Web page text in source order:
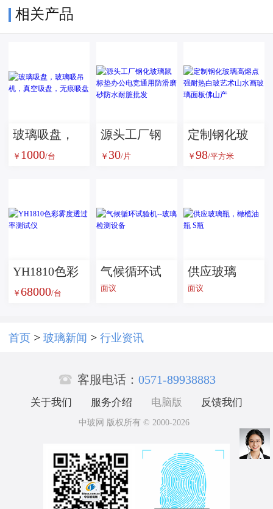
相关产品
玻璃吸盘，
玻璃吸吊
盘
￥ 1000/台
源头工厂钢
化玻璃鼠标
砂防水耐脏
￥ 30/片
定制钢化玻
璃高熔点强
璃面板佛山
￥ 98/平方米
YH1810色彩
雾度透过率
￥ 68000/台
气候循环试
验机--玻璃检
面议
供应玻璃
瓶，橄榄油
面议
首页 > 玻璃新闻 > 行业资讯
 客服电话： 0571-89938883
关于我们 服务介绍 电脑版 反馈我们
中玻网 版权所有 © 2000-2026